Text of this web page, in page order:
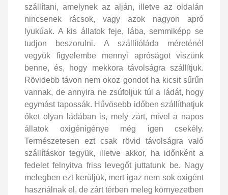
szállítani, amelynek az alján, illetve az oldalán
nincsenek rácsok, vagy azok nagyon apró
lyukúak. A kis állatok feje, lába, semmiképp se
tudjon beszorulni. A szállítóláda méreténél
vegyük figyelembe mennyi apróságot viszünk
benne, és, hogy mekkora távolságra szállítjuk.
Rövidebb távon nem okoz gondot ha kicsit sűrűn
vannak, de annyira ne zsúfoljuk túl a ládát, hogy
egymást tapossák. Hűvösebb időben szállíthatjuk
őket olyan ládában is, mely zárt, mivel a napos
állatok oxigénigénye még igen csekély.
Természetesen ezt csak rövid távolságra való
szállításkor tegyük, illetve akkor, ha időnként a
fedelet felnyitva friss levegőt juttatunk be. Nagy
melegben ezt kerüljük, mert igaz nem sok oxigént
használnak el, de zárt térben meleg környezetben